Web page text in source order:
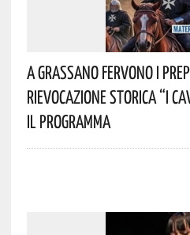
A Grassano Fervono I
Rievocazione Storica “I
Il Programma